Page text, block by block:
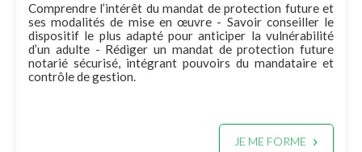
Comprendre l’intérêt du mandat de protection future et
ses modalités de mise en œuvre - Savoir conseiller le
dispositif le plus adapté pour anticiper la vulnérabilité
d’un adulte - Rédiger un mandat de protection future
notarié sécurisé, intégrant pouvoirs du mandataire et
contrôle de gestion.
JE ME FORME